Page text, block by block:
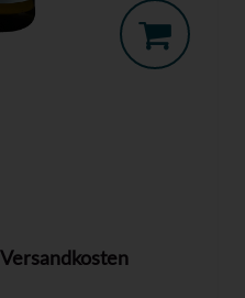
Versandkosten